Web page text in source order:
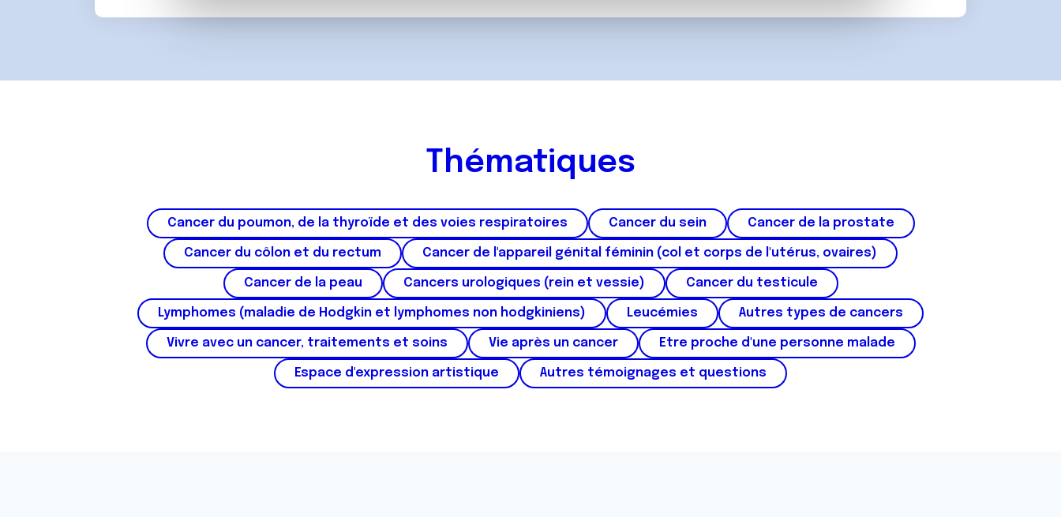
vous leur avez fournies ou qu'ils ont collectées lors de votre utilisation de leurs services.
u
e
n
Thématiques
Cancer du poumon, de la thyroïde et des voies respiratoires Cancer du sein Cancer de la prostate
Cancer du côlon et du rectum Cancer de l'appareil génital féminin (col et corps de l'utérus, ovaires)
Cancer de la peau Cancers urologiques (rein et vessie) Cancer du testicule
Lymphomes (maladie de Hodgkin et lymphomes non hodgkiniens) Leucémies Autres types de cancers
Vivre avec un cancer, traitements et soins Vie après un cancer Etre proche d'une personne malade
Espace d'expression artistique Autres témoignages et questions